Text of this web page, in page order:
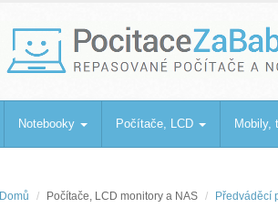
PocitaceZaBabku
Repasované počítače a notebooky
Notebooky Počítače, LCD Mobily,
Domů Počítače, LCD monitory a NAS Předváděcí